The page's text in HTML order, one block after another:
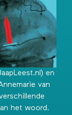
en
van
het woord.